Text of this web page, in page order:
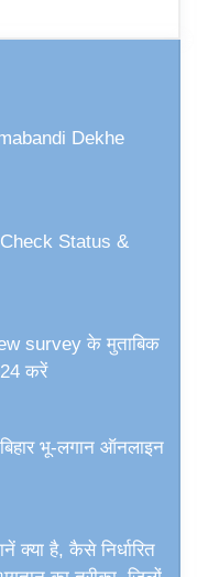
Dekhe
Status &
survey के मुताबिक
करें
भू-लगान ऑनलाइन
है, कैसे निर्धारित